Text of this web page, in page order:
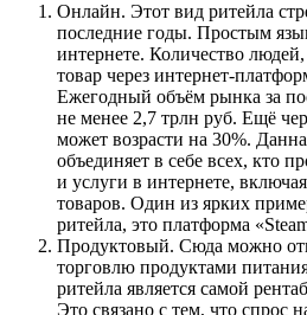
Онлайн. Этот вид ритейла
последние годы. Простым
интернете. Количество
товар через интернет-
Ежегодный объём рынка за
не менее 2,7 трлн руб. Ещё
может возрасти на 30%.
объединяет в себе всех, кто
и услуги в интернете,
товаров. Один из ярких
ритейла, это платформа
Продуктовый. Сюда можно
торговлю продуктами
ритейла является самой
Это связано с тем, что спрос